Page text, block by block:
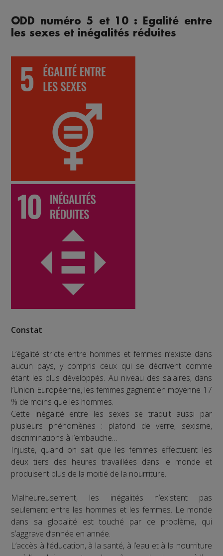
ODD numéro 5 et 10 : Egalité entre
les sexes et inégalités réduites
Constat
L’égalité stricte entre hommes et femmes n’existe dans
aucun pays, y compris ceux qui se décrivent comme
étant les plus développés. Au niveau des salaires, dans
l’Union Européenne, les femmes gagnent en moyenne 17
% de moins que les hommes.
Cette inégalité entre les sexes se traduit aussi par
plusieurs phénomènes : plafond de verre, sexisme,
discriminations à l’embauche…
Injuste, quand on sait que les femmes effectuent les
deux tiers des heures travaillées dans le monde et
produisent plus de la moitié de la nourriture.
Malheureusement, les inégalités n’existent pas
seulement entre les hommes et les femmes. Le monde
dans sa globalité est touché par ce problème, qui
s’aggrave d’année en année.
L’accès à l’éducation, à la santé, à l’eau et à la nourriture